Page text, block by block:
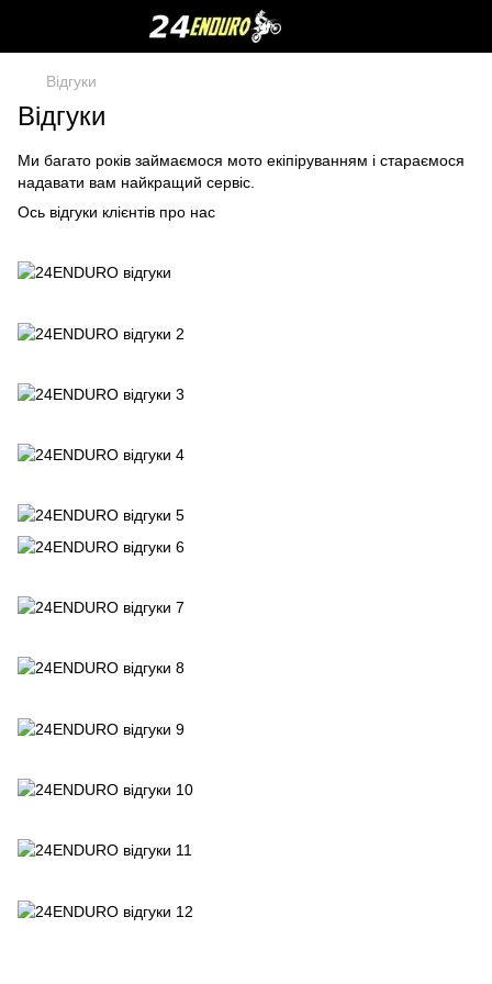
Відгуки
Відгуки
Ми багато років займаємося мото екіпіруванням і стараємося
надавати вам найкращий сервіс.
Ось відгуки клієнтів про нас